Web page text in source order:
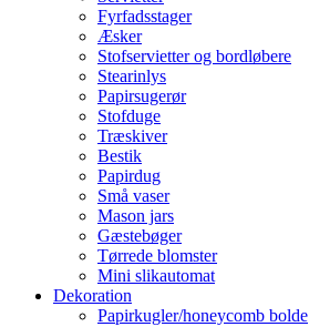
Fyrfadsstager
Æsker
Stofservietter og bordløbere
Stearinlys
Papirsugerør
Stofduge
Træskiver
Bestik
Papirdug
Små vaser
Mason jars
Gæstebøger
Tørrede blomster
Mini slikautomat
Dekoration
Papirkugler/honeycomb bolde